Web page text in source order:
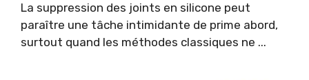
La suppression des joints en silicone peut
paraître une tâche intimidante de prime abord,
surtout quand les méthodes classiques ne ...